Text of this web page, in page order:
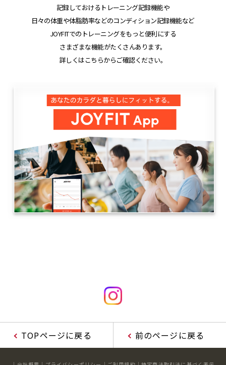
記録しておけるトレーニング記録機能や
日々の体重や体脂肪率などのコンディション記録機能など
JOYFITでのトレーニングをもっと便利にする
さまざまな機能がたくさんあります。
詳しくはこちらからご確認ください。
TOPページに戻る 前のページに戻る